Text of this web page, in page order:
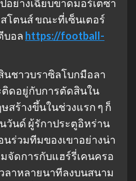
อย่างเฉียบขาดมอร์เตซา
โตนส์ ขณะที่เซ็นเตอร์
บอล https://football-
นชาวบราซิลโบกมือลา
ติดอยู่กับการตัดสินใน
สร้างขึ้นในช่วงแรก ๆ ก็
วันด์ ผู้รักาประตูอิหร่าน
นร่วมทีมของเขาอย่างน่า
จัดการกับแฮร์รี่เคนครอ
ลาหลายนาทีลงบนสนาม